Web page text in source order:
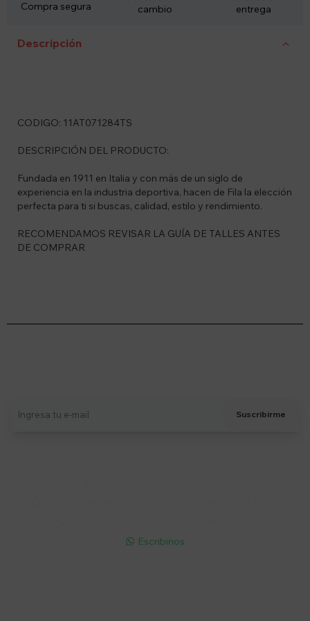
Compra segura
cambio
entrega
Descripción
CODIGO: 11AT071284TS
DESCRIPCIÓN DEL PRODUCTO:
Fundada en 1911 en Italia y con más de un siglo de
experiencia en la industria deportiva, hacen de Fila la elección
perfecta para ti si buscas, calidad, estilo y rendimiento.
RECOMENDAMOS REVISAR LA GUÍA DE TALLES ANTES
DE COMPRAR
Suscribirme
 Escribinos